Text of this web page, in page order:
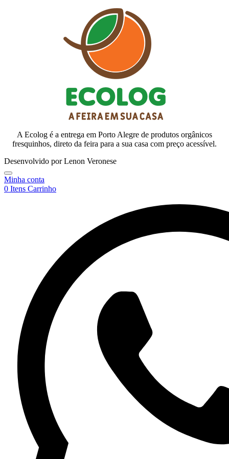
A Ecolog é a entrega em Porto Alegre de produtos orgânicos
fresquinhos, direto da feira para a sua casa com preço acessível.
Desenvolvido por Lenon Veronese
Minha conta
0 Itens Carrinho